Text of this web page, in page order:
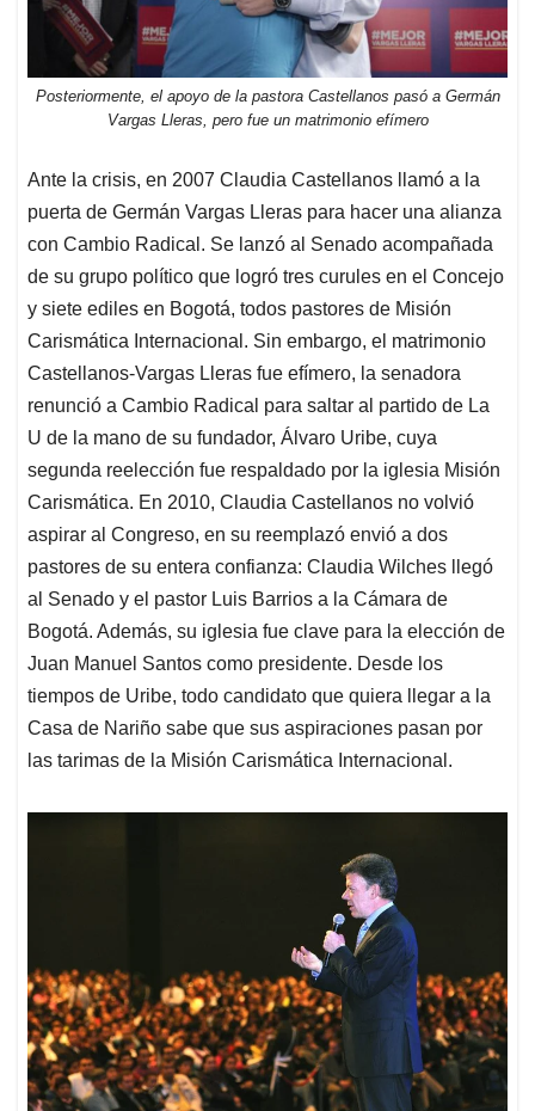
Posteriormente, el apoyo de la pastora Castellanos pasó a Germán
Vargas Lleras, pero fue un matrimonio efímero
Ante la crisis, en 2007 Claudia Castellanos llamó a la
puerta de Germán Vargas Lleras para hacer una alianza
con Cambio Radical. Se lanzó al Senado acompañada
de su grupo político que logró tres curules en el Concejo
y siete ediles en Bogotá, todos pastores de Misión
Carismática Internacional. Sin embargo, el matrimonio
Castellanos-Vargas Lleras fue efímero, la senadora
renunció a Cambio Radical para saltar al partido de La
U de la mano de su fundador, Álvaro Uribe, cuya
segunda reelección fue respaldado por la iglesia Misión
Carismática. En 2010, Claudia Castellanos no volvió
aspirar al Congreso, en su reemplazó envió a dos
pastores de su entera confianza: Claudia Wilches llegó
al Senado y el pastor Luis Barrios a la Cámara de
Bogotá. Además, su iglesia fue clave para la elección de
Juan Manuel Santos como presidente. Desde los
tiempos de Uribe, todo candidato que quiera llegar a la
Casa de Nariño sabe que sus aspiraciones pasan por
las tarimas de la Misión Carismática Internacional.